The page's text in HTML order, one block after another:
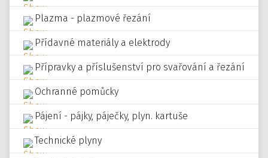
Plazma - plazmové řezání
Přídavné materiály a elektrody
Přípravky a příslušenství pro svařování a řezání
Ochranné pomůcky
Pájení - pájky, páječky, plyn. kartuše
Technické plyny